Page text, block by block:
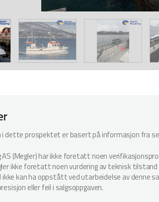
dette prospektet er basert på informasjon fra
AS (Megler) har ikke foretatt noen
ikke foretatt noen vurdering av teknisk
kan ha oppstått ved utarbeidelse av denne
eller feil i salgsoppgaven.